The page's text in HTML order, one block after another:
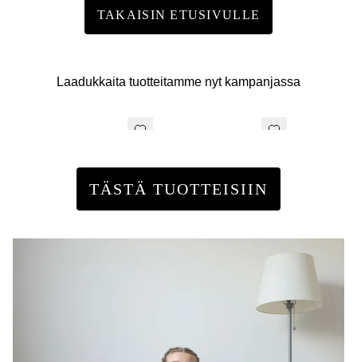
TAKAISIN ETUSIVULLE
Laadukkaita tuotteitamme nyt kampanjassa
TÄSTÄ TUOTTEISIIN